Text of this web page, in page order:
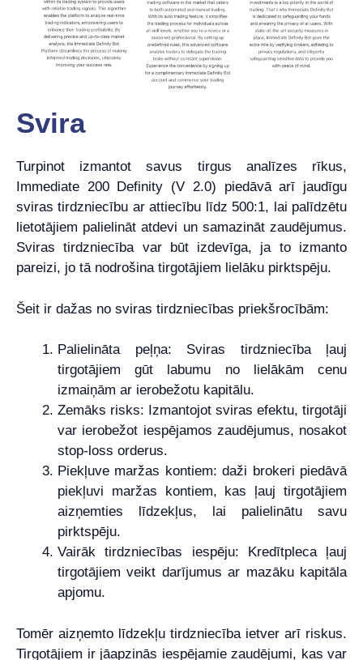
Svira
Turpinot izmantot savus tirgus analīzes rīkus,
Immediate 200 Definity (V 2.0) piedāvā arī jaudīgu
sviras tirdzniecību ar attiecību līdz 500:1, lai palīdzētu
lietotājiem palielināt atdevi un samazināt zaudējumus.
Sviras tirdzniecība var būt izdevīga, ja to izmanto
pareizi, jo tā nodrošina tirgotājiem lielāku pirktspēju.
Šeit ir dažas no sviras tirdzniecības priekšrocībām:
Palielināta peļņa: Sviras tirdzniecība ļauj
tirgotājiem gūt labumu no lielākām cenu
izmaiņām ar ierobežotu kapitālu.
Zemāks risks: Izmantojot sviras efektu, tirgotāji
var ierobežot iespējamos zaudējumus, nosakot
stop-loss orderus.
Piekļuve maržas kontiem: daži brokeri piedāvā
piekļuvi maržas kontiem, kas ļauj tirgotājiem
aizņemties līdzekļus, lai palielinātu savu
pirktspēju.
Vairāk tirdzniecības iespēju: Kredītpleca ļauj
tirgotājiem veikt darījumus ar mazāku kapitāla
apjomu.
Tomēr aizņemto līdzekļu tirdzniecība ietver arī riskus.
Tirgotājiem ir jāapzinās iespējamie zaudējumi, kas var